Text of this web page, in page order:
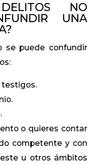
NO
UNA
se puede confundir
testigos.
o quieres contar
competente y con
u otros ámbitos